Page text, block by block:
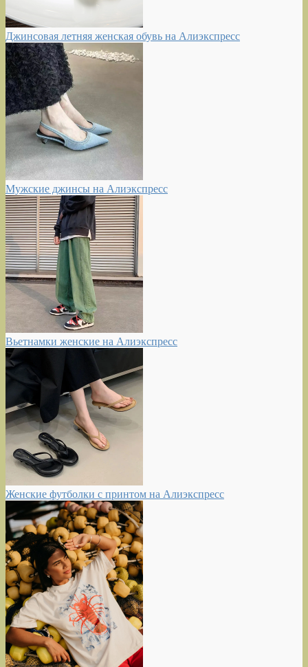
Джинсовая летняя женская обувь на Алиэкспресс
Мужские джинсы на Алиэкспресс
Вьетнамки женские на Алиэкспресс
Женские футболки с принтом на Алиэкспресс